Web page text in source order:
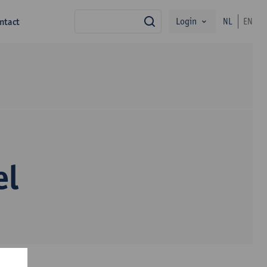
zoekLogin NL EN